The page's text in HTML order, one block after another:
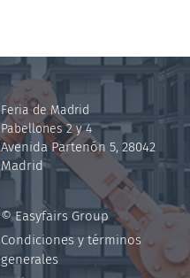
Feria de Madrid
Pabellones 2 y 4
Avenida Partenón 5, 28042
Madrid
© Easyfairs Group
Condiciones y términos
generales